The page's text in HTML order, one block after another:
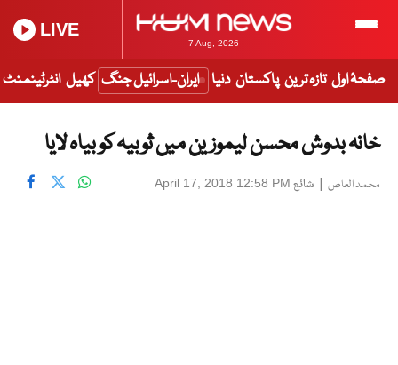
7 Aug, 2026
LIVE
صفحۂ اول تازہ ترین پاکستان دنیا ایران-اسرائیل جنگ کھیل انٹرٹینمنٹ
خانہ بدوش محسن لیموزین میں ثوبیہ کو بیاہ لایا
محمد العاص | شائع April 17, 2018 12:58 PM